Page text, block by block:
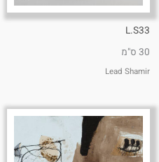
L.S33
30 ס"מ
Lead Shamir